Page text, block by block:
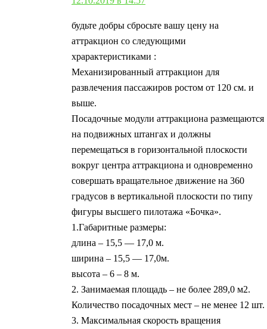
будьте добры сбросьте вашу цену на
аттракцион со следующими
храрактеристиками :
Механизированный аттракцион для
развлечения пассажиров ростом от 120 см. и
выше.
Посадочные модули аттракциона размещаются
на подвижных штангах и должны
перемещаться в горизонтальной плоскости
вокруг центра аттракциона и одновременно
совершать вращательное движение на 360
градусов в вертикальной плоскости по типу
фигуры высшего пилотажа «Бочка».
1.Габаритные размеры:
длина – 15,5 — 17,0 м.
ширина – 15,5 — 17,0м.
высота – 6 – 8 м.
2. Занимаемая площадь – не более 289,0 м2.
Количество посадочных мест – не менее 12 шт.
3. Максимальная скорость вращения